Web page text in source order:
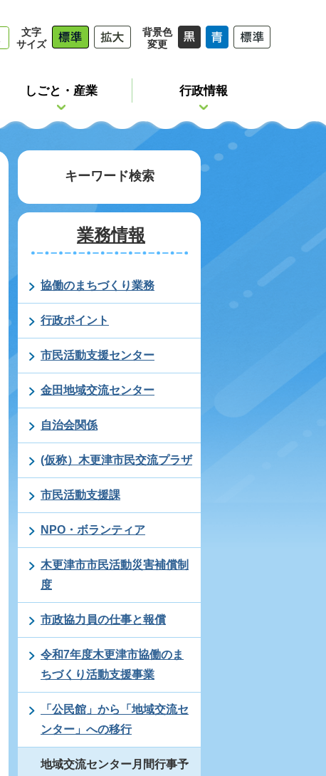
文字
サイズ
背景色
変更
しごと・産業 行政情報
キーワード検索
業務情報
協働のまちづくり業務
行政ポイント
市民活動支援センター
金田地域交流センター
自治会関係
(仮称）木更津市民交流プラザ
市民活動支援課
NPO・ボランティア
木更津市市民活動災害補償制
度
市政協力員の仕事と報償
令和7年度木更津市協働のま
ちづくり活動支援事業
「公民館」から「地域交流セ
ンター」への移行
地域交流センター月間行事予